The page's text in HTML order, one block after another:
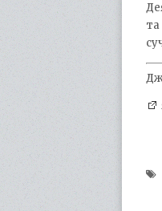
та